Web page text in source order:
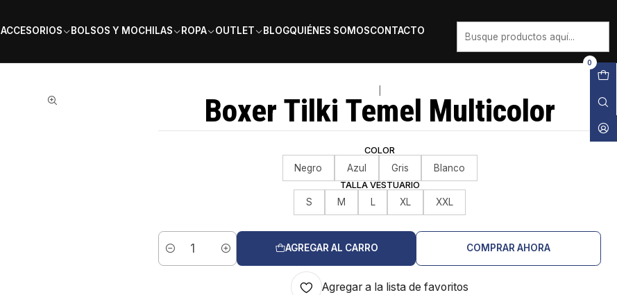
ACCESORIOS BOLSOS Y MOCHILAS ROPA OUTLET BLOGQUIÉNES SOMOSCONTACTO
0
Boxer Tilki Temel Multicolor
COLOR
Negro Azul Gris Blanco
TALLA VESTUARIO
S M L XL XXL
Cantidad
AGREGAR AL CARRO COMPRAR AHORA
Agregar a la lista de favoritos